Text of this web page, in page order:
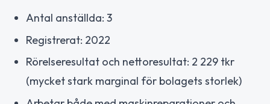
Antal anställda: 3
Registrerat: 2022
Rörelseresultat och nettoresultat: 2 229 tkr
(mycket stark marginal för bolagets storlek)